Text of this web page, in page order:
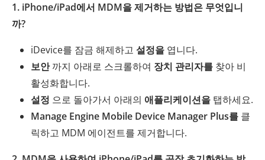
1. iPhone/iPad에서 MDM을 제거하는 방법은 무엇입니
까?
iDevice를 잠금 해제하고 설정을 엽니다.
보안까지 아래로 스크롤하여 장치 관리자를 찾아 비
활성화합니다.
설정 으로 돌아가서 아래의 애플리케이션을 탭하세요.
Manage Engine Mobile Device Manager Plus를 클
릭하고 MDM 에이전트를 제거합니다.